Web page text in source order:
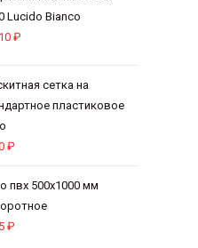
Lucido Bianco
₽
сетка на
пластиковое
₽
пвх 500х1000 мм
₽